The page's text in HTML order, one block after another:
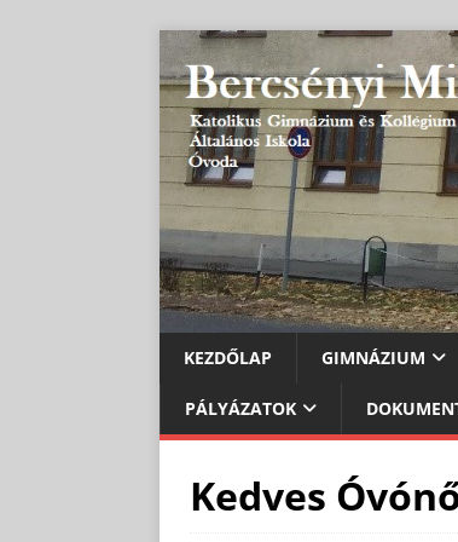
KEZDŐLAP GIMNÁZIUM
PÁLYÁZATOK
Kedves